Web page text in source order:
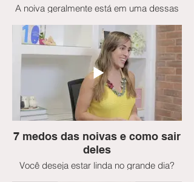
A noiva geralmente está em uma dessas
casamento: ou ela não tem nem ideia do
que vem pela frente e não sabe por onde
começar ou ela já esta desesperada com
o tanto de coisas que tem para fazer.
7 medos das noivas e como sair
deles
Você deseja estar linda no grande dia?